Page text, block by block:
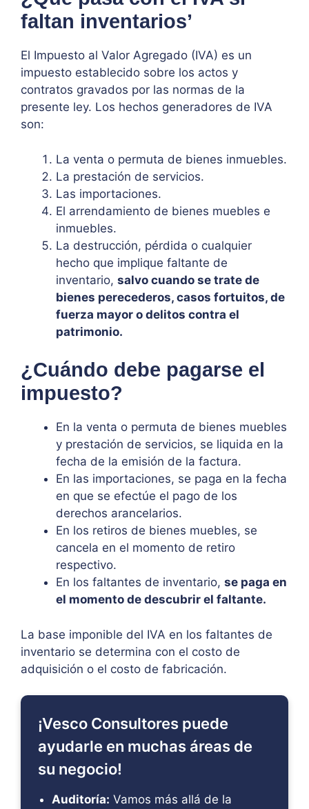
faltan inventarios’
El Impuesto al Valor Agregado (IVA) es un
impuesto establecido sobre los actos y
contratos gravados por las normas de la
presente ley. Los hechos generadores de IVA
son:
La venta o permuta de bienes inmuebles.
La prestación de servicios.
Las importaciones.
El arrendamiento de bienes muebles e
inmuebles.
La destrucción, pérdida o cualquier
hecho que implique faltante de
inventario, salvo cuando se trate de
bienes perecederos, casos fortuitos, de
fuerza mayor o delitos contra el
patrimonio.
¿Cuándo debe pagarse el
impuesto?
En la venta o permuta de bienes muebles
y prestación de servicios, se liquida en la
fecha de la emisión de la factura.
En las importaciones, se paga en la fecha
en que se efectúe el pago de los
derechos arancelarios.
En los retiros de bienes muebles, se
cancela en el momento de retiro
respectivo.
En los faltantes de inventario, se paga en
el momento de descubrir el faltante.
La base imponible del IVA en los faltantes de
inventario se determina con el costo de
adquisición o el costo de fabricación.
¡Vesco Consultores puede
ayudarle en muchas áreas de
su negocio!
Auditoría: Vamos más allá de la